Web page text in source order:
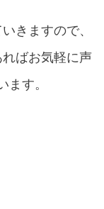
きますので、
ばお気軽に声
ます。